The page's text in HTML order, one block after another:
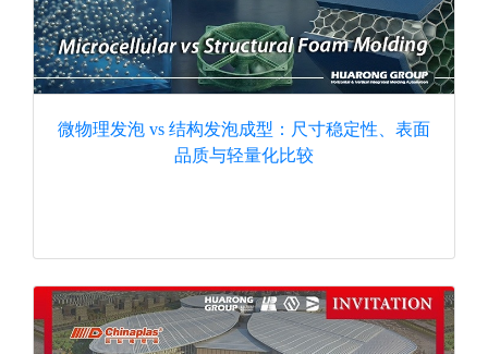
微物理发泡 vs 结构发泡成型：尺寸稳定性、表面
品质与轻量化比较